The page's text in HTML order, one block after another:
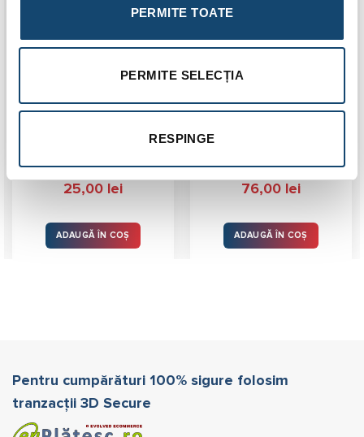
PERMITE TOATE
PERMITE SELECȚIA
RESPINGE
10 bar
Evaluat la
stele
5.0 (9 recenzii)
25,00 lei
ADAUGĂ ÎN COȘ
1/2 MF
Evaluat la
stele
5.0 (1 recenzie)
76,00 lei
ADAUGĂ ÎN COȘ
Pentru cumpărături 100% sigure folosim
tranzacții 3D Secure